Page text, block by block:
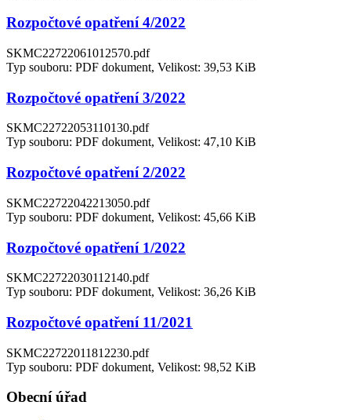
Rozpočtové opatření 4/2022
SKMC22722061012570.pdf
Typ souboru: PDF dokument, Velikost: 39,53 KiB
Rozpočtové opatření 3/2022
SKMC22722053110130.pdf
Typ souboru: PDF dokument, Velikost: 47,10 KiB
Rozpočtové opatření 2/2022
SKMC22722042213050.pdf
Typ souboru: PDF dokument, Velikost: 45,66 KiB
Rozpočtové opatření 1/2022
SKMC22722030112140.pdf
Typ souboru: PDF dokument, Velikost: 36,26 KiB
Rozpočtové opatření 11/2021
SKMC22722011812230.pdf
Typ souboru: PDF dokument, Velikost: 98,52 KiB
Obecní úřad